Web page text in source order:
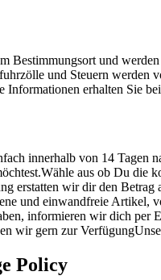
Bestimmungsort und
und Steuern werden
Informationen erhalten Sie
innerhalb von 14 Tagen
aus ob Du
erstatten wir dir den
und einwandfreie Artikel,
informieren wir dich
wir gern zur
Policy